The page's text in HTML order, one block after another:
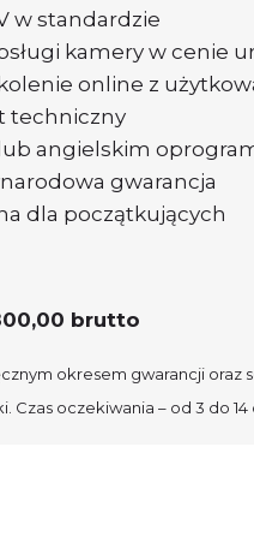
w standardzie
kamery w cenie
online z
techniczny
angielskim
gwarancja
dla początkujących
brutto
okresem gwarancji oraz
Czas oczekiwania – od 3 do 14